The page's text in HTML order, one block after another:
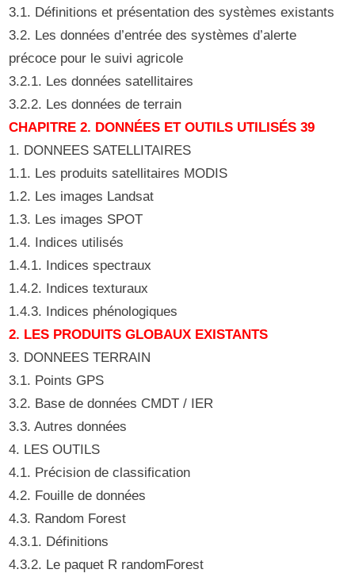
3.1. Définitions et présentation des systèmes existants
3.2. Les données d’entrée des systèmes d’alerte
précoce pour le suivi agricole
3.2.1. Les données satellitaires
3.2.2. Les données de terrain
CHAPITRE 2. DONNÉES ET OUTILS UTILISÉS 39
1. DONNEES SATELLITAIRES
1.1. Les produits satellitaires MODIS
1.2. Les images Landsat
1.3. Les images SPOT
1.4. Indices utilisés
1.4.1. Indices spectraux
1.4.2. Indices texturaux
1.4.3. Indices phénologiques
2. LES PRODUITS GLOBAUX EXISTANTS
3. DONNEES TERRAIN
3.1. Points GPS
3.2. Base de données CMDT / IER
3.3. Autres données
4. LES OUTILS
4.1. Précision de classification
4.2. Fouille de données
4.3. Random Forest
4.3.1. Définitions
4.3.2. Le paquet R randomForest